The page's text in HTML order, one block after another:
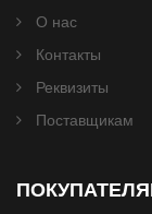
О нас
Контакты
Реквизиты
Поставщикам